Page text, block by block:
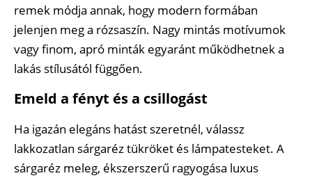
remek módja annak, hogy modern formában
jelenjen meg a rózsaszín. Nagy mintás motívumok
vagy finom, apró minták egyaránt működhetnek a
lakás stílusától függően.
Emeld a fényt és a csillogást
Ha igazán elegáns hatást szeretnél, válassz
lakkozatlan sárgaréz tükröket és lámpatesteket. A
sárgaréz meleg, ékszerszerű ragyogása luxus